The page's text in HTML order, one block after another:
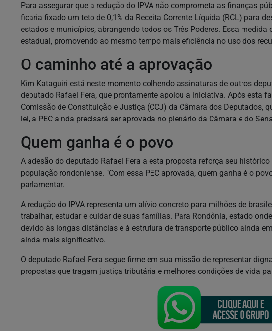
Para assegurar que a redução do IPVA não comprometa as finanças
ficaria fixado um teto de 0,1% da Receita Corrente Líquida (RCL) para
estados e municípios, abrangendo todos os Três Poderes. Essa medida
estadual, promovendo ao mesmo tempo mais eficiência no uso dos
O caminho até a aprovação
Kim Kataguiri está neste momento colhendo assinaturas de outros
deputado Rafael Fera, que prontamente apoiou a iniciativa. Após esta
Comissão de Constituição e Justiça (CCJ) da Câmara dos Deputados,
lei, a PEC ainda precisará ser aprovada no plenário da Câmara e do
Quem ganha é o povo
A adesão do deputado Rafael Fera a esta proposta reforça seu
população rondoniense. "Com essa PEC aprovada, quem ganha é o
parlamentar.
A redução do IPVA representa um alívio concreto para milhões de
trabalhar, estudar e cuidar de suas famílias. Para Rondônia, estado
devido às longas distâncias e à estrutura de transporte público ainda
ainda mais significativo.
O deputado Rafael Fera segue firme em sua missão de representar
propostas que tragam justiça tributária e melhores condições de vida